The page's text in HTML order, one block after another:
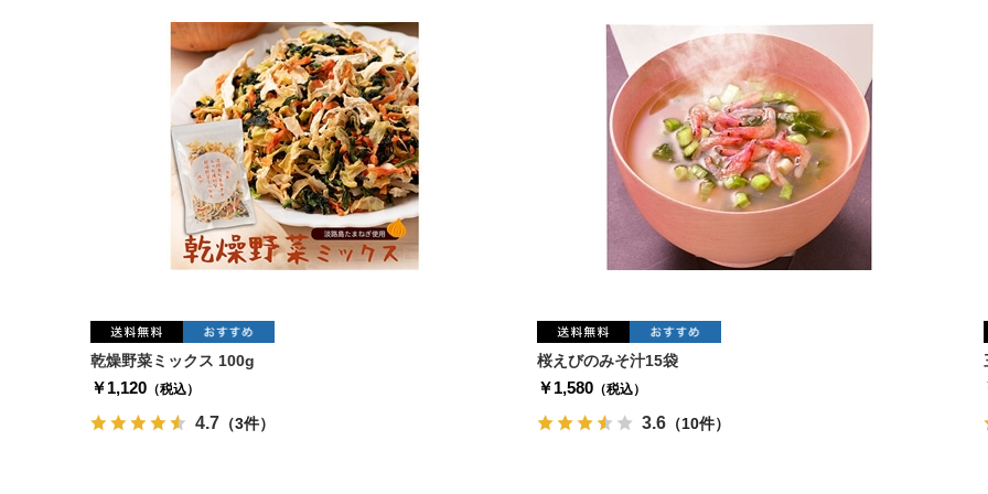
乾燥野菜ミックス 100g
￥1,120 （税込）
4.7 （3件）
桜えびのみそ汁15袋
￥1,580 （税込）
3.6 （10件）